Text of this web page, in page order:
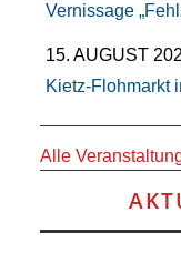
Vernissage
15. AUGUST
Kietz-Flohmarkt
Alle